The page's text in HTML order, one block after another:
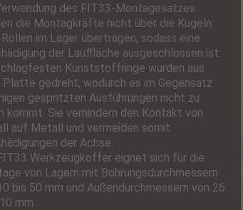
des FIT33-Montagesatzes
die Montagkräfte nicht über die Kugeln
im Lager übertragen, sodass eine
der Lauffläche ausgeschlossen ist.
Kunststoffringe wurden aus
Platte gedreht, wodurch es im Gegensatz
gespritzten Ausführungen nicht zu
kommt. Sie verhindern den Kontakt von
auf Metall und vermeiden somit
der Achse.
Werkzeugkoffer eignet sich für die
von Lagern mit Bohrungsdurchmessern
bis 50 mm und Außendurchmessern von 26
mm.